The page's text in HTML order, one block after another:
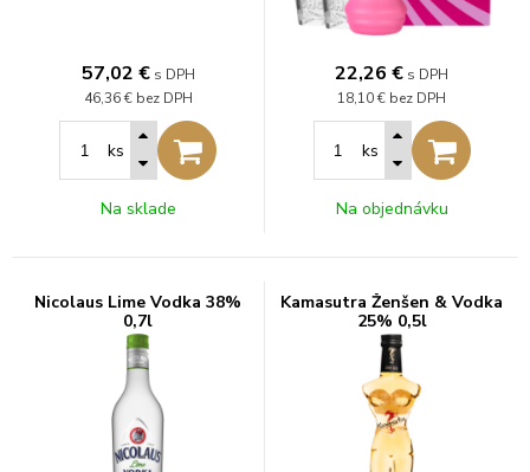
57,02 € s DPH
46,36 € bez DPH
ks
Na sklade
22,26 € s DPH
18,10 € bez DPH
ks
Na objednávku
Nicolaus Lime Vodka 38%
0,7l
Kamasutra Ženšen & Vodka
25% 0,5l